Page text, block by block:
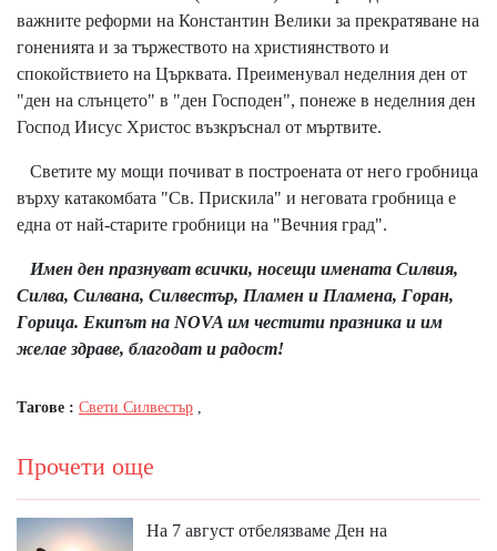
важните реформи на Константин Велики за прекратяване на
гоненията и за тържеството на християнството и
спокойствието на Църквата. Преименувал неделния ден от
"ден на слънцето" в "ден Господен", понеже в неделния ден
Господ Иисус Христос възкръснал от мъртвите.
Светите му мощи почиват в построената от него гробница
върху катакомбата "Св. Прискила" и неговата гробница е
една от най-старите гробници на "Вечния град".
Имен ден празнуват всички, носещи имената Силвия,
Силва, Силвана, Силвестър, Пламен и Пламена, Гopан,
Гopица. Екипът на NOVA им честити празника и им
желае здраве, благодат и радост!
Тагове : Свети Силвестър
Прочети още
На 7 август отбелязваме Ден на